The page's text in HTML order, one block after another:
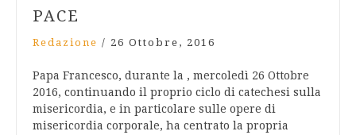
PACE
Redazione / 26 Ottobre, 2016
Papa Francesco, durante la , mercoledì 26 Ottobre
2016, continuando il proprio ciclo di catechesi sulla
misericordia, e in particolare sulle opere di
misericordia corporale, ha centrato la propria